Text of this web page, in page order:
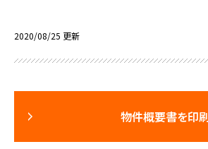
2020/08/25 更新
物件概要書を印